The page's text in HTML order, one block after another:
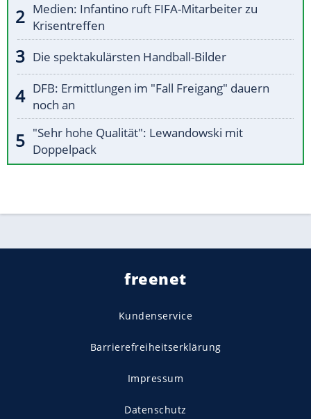
Medien: Infantino ruft FIFA-Mitarbeiter zu
Krisentreffen
Die spektakulärsten Handball-Bilder
DFB: Ermittlungen im "Fall Freigang" dauern
noch an
"Sehr hohe Qualität": Lewandowski mit
Doppelpack
freenet
Kundenservice
Barrierefreiheitserklärung
Impressum
Datenschutz